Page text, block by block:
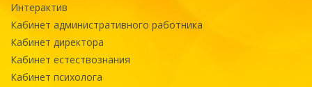
Интерактив
Кабинет административного работника
Кабинет директора
Кабинет естествознания
Кабинет психолога